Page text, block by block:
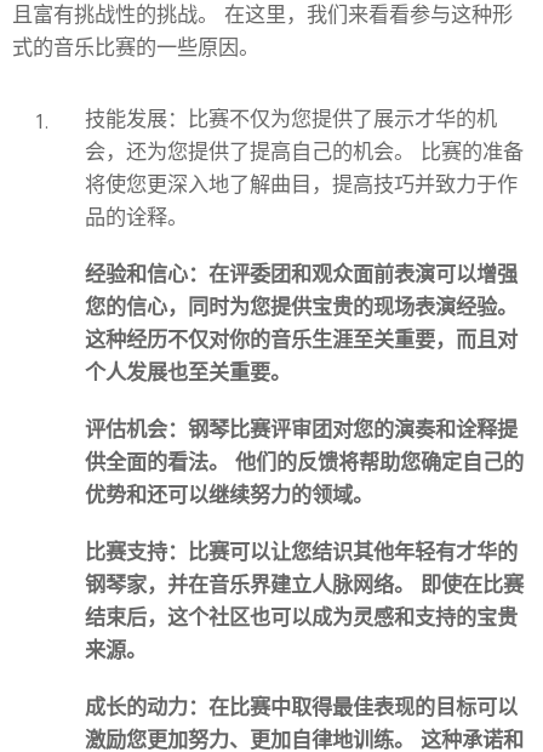
且富有挑战性的挑战。 在这里，我们来看看参与这种形
式的音乐比赛的一些原因。
技能发展：比赛不仅为您提供了展示才华的机
会，还为您提供了提高自己的机会。 比赛的准备
将使您更深入地了解曲目，提高技巧并致力于作
品的诠释。
经验和信心：在评委团和观众面前表演可以增强
您的信心，同时为您提供宝贵的现场表演经验。
这种经历不仅对你的音乐生涯至关重要，而且对
个人发展也至关重要。
评估机会：钢琴比赛评审团对您的演奏和诠释提
供全面的看法。 他们的反馈将帮助您确定自己的
优势和还可以继续努力的领域。
比赛支持：比赛可以让您结识其他年轻有才华的
钢琴家，并在音乐界建立人脉网络。 即使在比赛
结束后，这个社区也可以成为灵感和支持的宝贵
来源。
成长的动力：在比赛中取得最佳表现的目标可以
激励您更加努力、更加自律地训练。 这种承诺和